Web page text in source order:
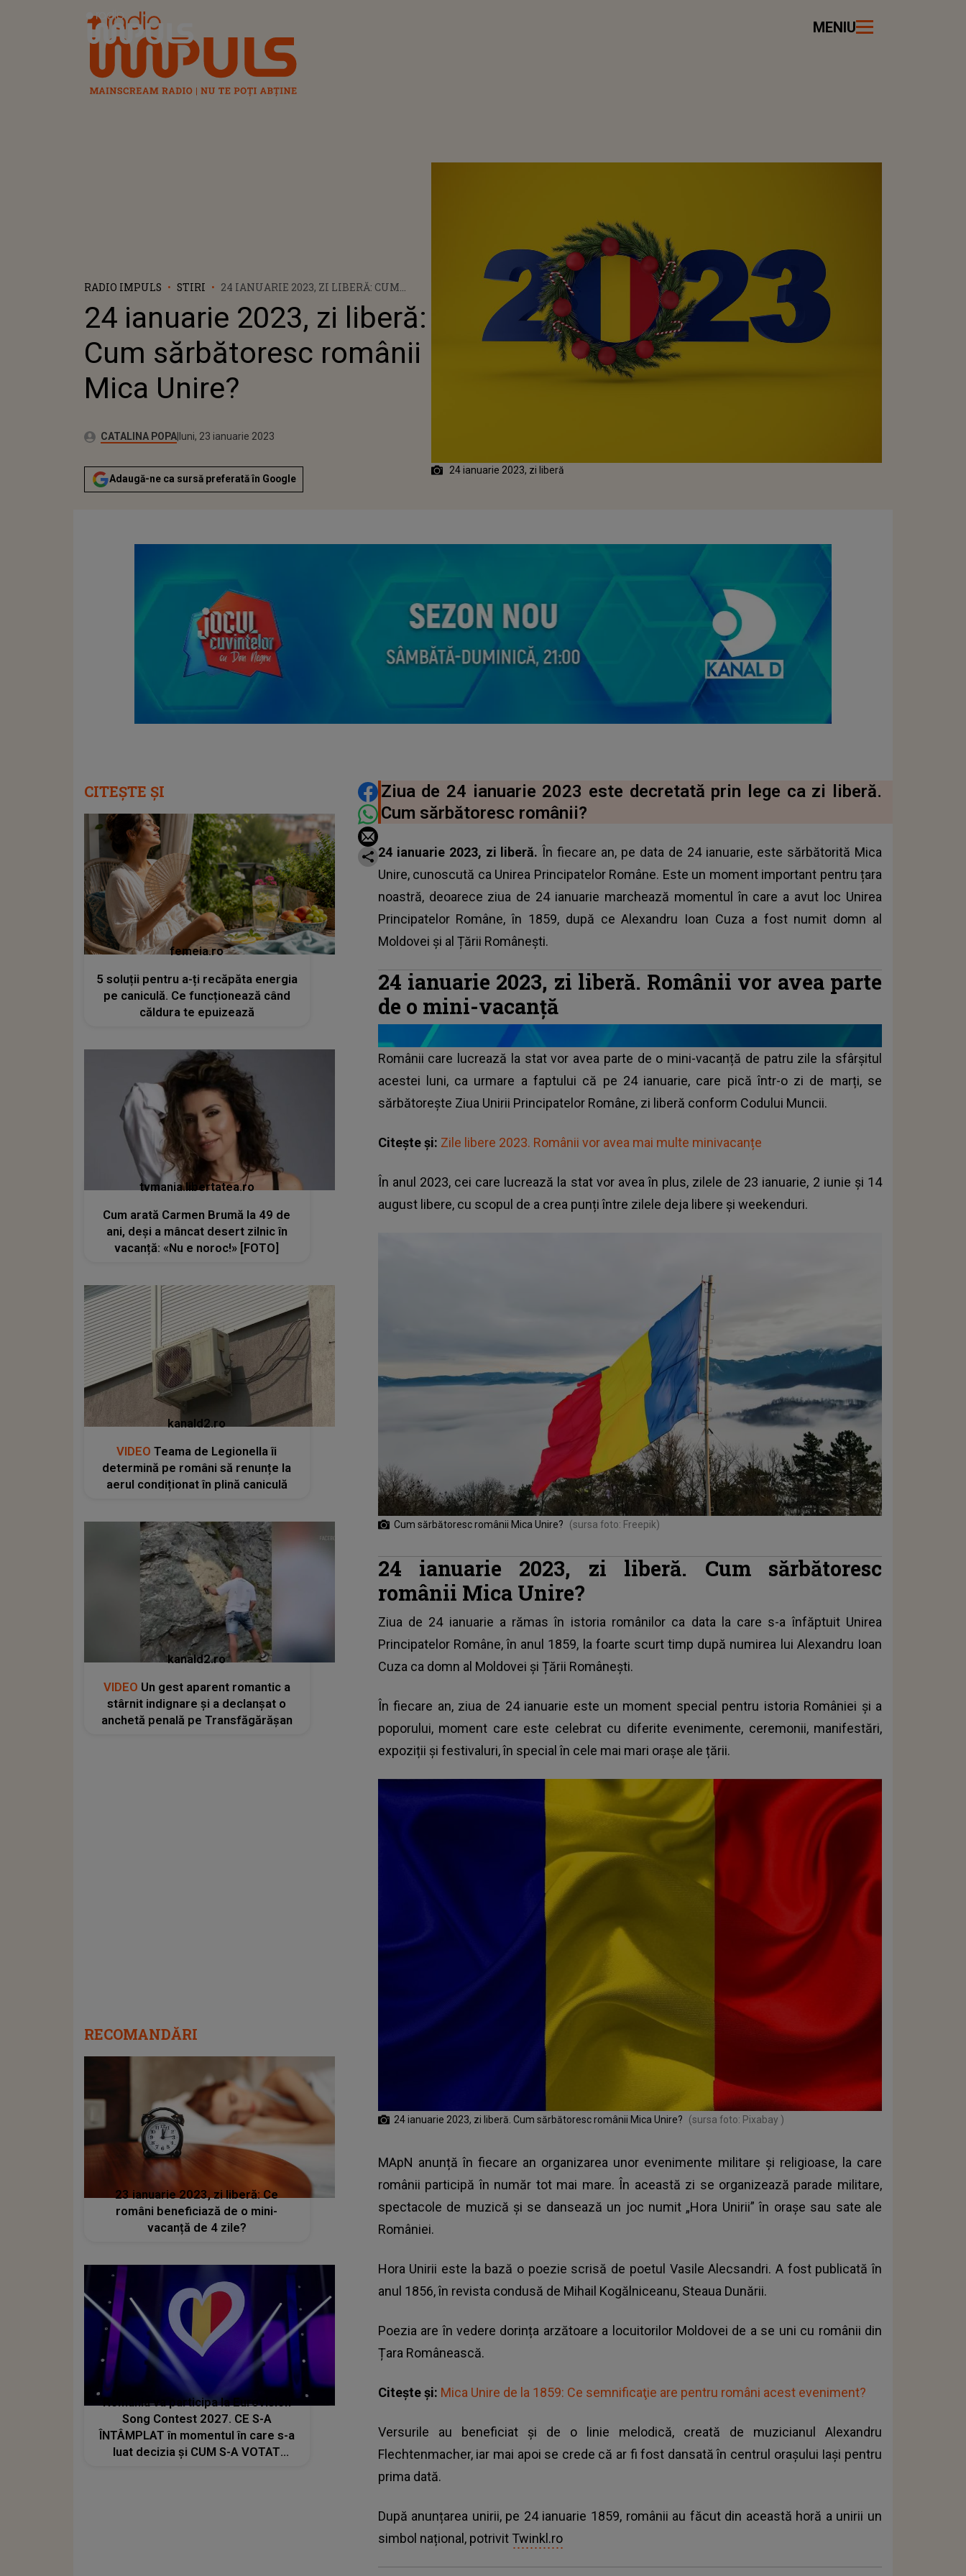
Radio Impuls MENIU
RADIO IMPULS STIRI
24 IANUARIE 2023, ZI LIBERĂ: CUM
24 ianuarie 2023, zi liberă:
Cum sărbătoresc românii
Mica Unire?
Autor:CATALINA POPAPublicat:
joi, 12 ianuarie 2023
Actualizat:
luni, 23 ianuarie 2023
Adaugă-ne ca sursă preferată în Google
24 ianuarie 2023, zi liberă
DISTRIBUIE ARTICOLUL
Ziua de 24 ianuarie 2023 este decretată prin lege ca zi liberă.
Cum sărbătoresc românii?
24 ianuarie 2023, zi liberă.În fiecare an, pe data de 24 ianuarie, este sărbătorită Mica
Unire, cunoscută ca Unirea Principatelor Române. Este un moment important pentru țara
noastră, deoarece ziua de 24 ianuarie marchează momentul în care a avut loc Unirea
Principatelor Române, în 1859, după ce Alexandru Ioan Cuza a fost numit domn al
Moldovei și al Țării Românești.
24 ianuarie 2023, zi liberă. Românii vor avea parte
de o mini-vacanță
Românii care lucrează la stat vor avea parte de o mini-vacanță de patru zile la sfârșitul
acestei luni, ca urmare a faptului că pe 24 ianuarie, care pică într-o zi de marți, se
sărbătorește Ziua Unirii Principatelor Române, zi liberă conform Codului Muncii.
Citește și: Zile libere 2023. Românii vor avea mai multe minivacanțe
În anul 2023, cei care lucrează la stat vor avea în plus, zilele de 23 ianuarie, 2 iunie și 14
august libere, cu scopul de a crea punți între zilele deja libere și weekenduri.
Cum sărbătoresc românii Mica Unire? (sursa foto: Freepik)
24 ianuarie 2023, zi liberă. Cum sărbătoresc
românii Mica Unire?
Ziua de 24 ianuarie a rămas în istoria românilor ca data la care s-a înfăptuit Unirea
Principatelor Române, în anul 1859, la foarte scurt timp după numirea lui Alexandru Ioan
Cuza ca domn al Moldovei și Țării Românești.
În fiecare an, ziua de 24 ianuarie este un moment special pentru istoria României și a
poporului, moment care este celebrat cu diferite evenimente, ceremonii, manifestări,
expoziții și festivaluri, în special în cele mai mari orașe ale țării.
24 ianuarie 2023, zi liberă. Cum sărbătoresc românii Mica Unire? (sursa foto: Pixabay )
MApN anunță în fiecare an organizarea unor evenimente militare și religioase, la care
românii participă în număr tot mai mare. În această zi se organizează parade militare,
spectacole de muzică și se dansează un joc numit „Hora Unirii” în orașe sau sate ale
României.
Hora Unirii este la bază o poezie scrisă de poetul Vasile Alecsandri. A fost publicată în
anul 1856, în revista condusă de Mihail Kogălniceanu, Steaua Dunării.
Poezia are în vedere dorința arzătoare a locuitorilor Moldovei de a se uni cu românii din
Țara Românească.
Citește și: Mica Unire de la 1859: Ce semnificaţie are pentru români acest eveniment?
Versurile au beneficiat și de o linie melodică, creată de muzicianul Alexandru
Flechtenmacher, iar mai apoi se crede că ar fi fost dansată în centrul orașului Iași pentru
prima dată.
După anunțarea unirii, pe 24 ianuarie 1859, românii au făcut din această horă a unirii un
simbol național, potrivit Twinkl.ro
CITEȘTE ȘI
femeia.ro
5 soluții pentru a-ți recăpăta energia
pe caniculă. Ce funcționează când
căldura te epuizează
tvmania.libertatea.ro
Cum arată Carmen Brumă la 49 de
ani, deși a mâncat desert zilnic în
vacanță: «Nu e noroc!» [FOTO]
kanald2.ro
VIDEO Teama de Legionella îi
determină pe români să renunțe la
aerul condiționat în plină caniculă
kanald2.ro
VIDEO Un gest aparent romantic a
stârnit indignare și a declanșat o
anchetă penală pe Transfăgărășan
RECOMANDĂRI
23 ianuarie 2023, zi liberă: Ce
români beneficiază de o mini-
vacanță de 4 zile?
România va participa la Eurovision
Song Contest 2027. CE S-A
ÎNTÂMPLAT în momentul în care s-a
luat decizia și CUM S-A VOTAT